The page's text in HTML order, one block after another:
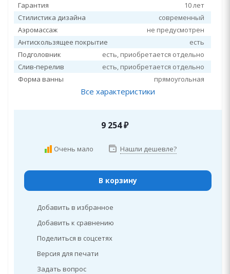
Гарантия
10 лет
Стилистика дизайна
современный
Аэромассаж
не предусмотрен
Антискользящее покрытие
есть
Подголовник
есть, приобретается отдельно
Слив-перелив
есть, приобретается отдельно
Форма ванны
прямоугольная
Все характеристики
9 254₽
Очень мало Нашли дешевле?
В корзину
Добавить в избранное
Добавить к сравнению
Поделиться в соцсетях
Версия для печати
Задать вопрос